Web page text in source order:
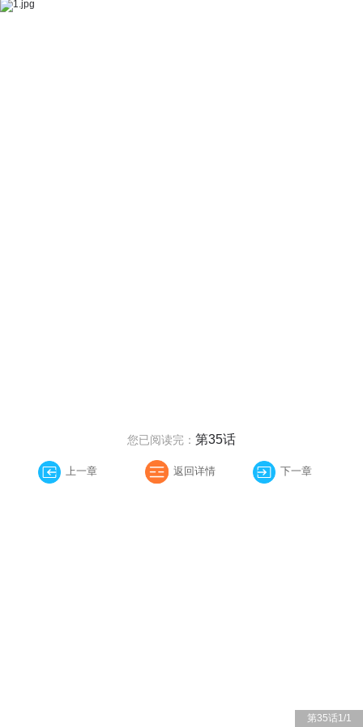
第35话1/1
您已阅读完： 第35话
上一章 返回详情 下一章